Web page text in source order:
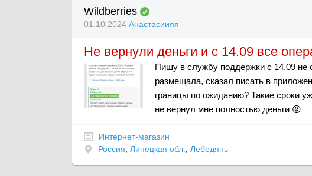
Wildberries
01.10.2024 Анастасиияя
Не вернули деньги и с 14.09 все
Пишу в службу поддержки с 14.09 не
размещала, сказал писать в
границы по ожиданию? Такие сроки
не вернул мне полностью деньги 😡
Интернет-магазин
Россия
Липецкая обл. Лебедянь